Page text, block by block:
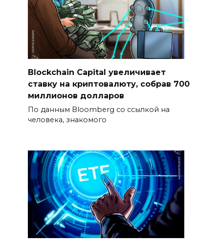
Blockchain Capital увеличивает
ставку на криптовалюту, собрав 700
миллионов долларов
По данным Bloomberg со ссылкой на
человека, знакомого